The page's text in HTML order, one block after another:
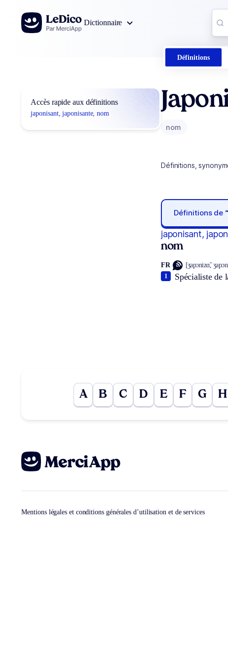
Aller au contenu
Dictionnaire
Définitions
Accès rapide aux définitions
japonisant, japonisante, nom
nom
Définitions,
Définitions de
japonisant,
nom
FR [ʒapɔnizɑ̃,
Spécialiste de
1
A B C D E F G H
Mentions légales et conditions générales d’utilisation et de services